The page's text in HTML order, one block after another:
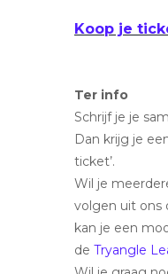
Koop je
Ter info
Schrijf je je
Dan krijg je
ticket’.
Wil je
volgen uit ons
kan je een
de Tryangle